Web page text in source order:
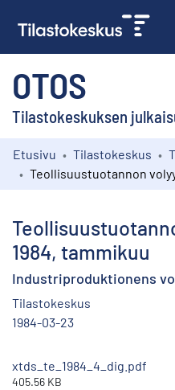
OTOS
Tilastokeskuksen
Kokoelmat
Etusivu Tilastokeskus
1984, tammikuu
Industriproduktionens
Tilastokeskus
1984-03-23
xtds_te_1984_4_dig.pdf
405.56 KB